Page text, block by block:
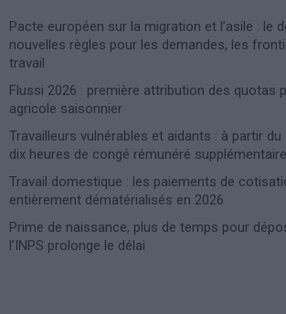
Pacte européen sur la migration et l’asile : le
nouvelles règles pour les demandes, les
travail
Flussi 2026 : première attribution des quotas
agricole saisonnier
Travailleurs vulnérables et aidants : à partir du
dix heures de congé rémunéré
Travail domestique : les paiements de
entièrement dématérialisés en 2026
Prime de naissance, plus de temps pour
l’INPS prolonge le délai